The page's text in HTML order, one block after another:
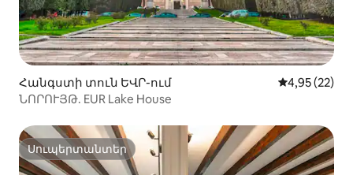
Հանգստի տուն ԵՎՐ-ում Միջին
4,95 (22)
ՆՈՐՈՒՅԹ. EUR Lake House
Սուպերտանտեր
Սուպերտանտեր